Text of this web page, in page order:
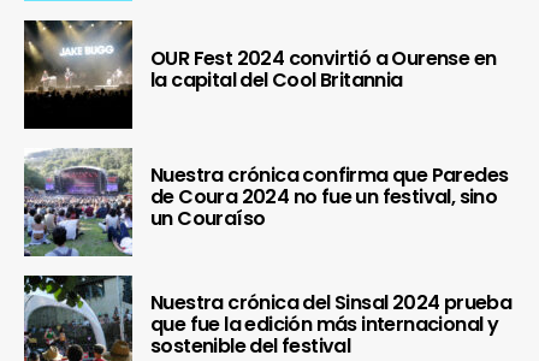
OUR Fest 2024 convirtió a Ourense en
la capital del Cool Britannia
Nuestra crónica confirma que Paredes
de Coura 2024 no fue un festival, sino
un Couraíso
Nuestra crónica del Sinsal 2024 prueba
que fue la edición más internacional y
sostenible del festival